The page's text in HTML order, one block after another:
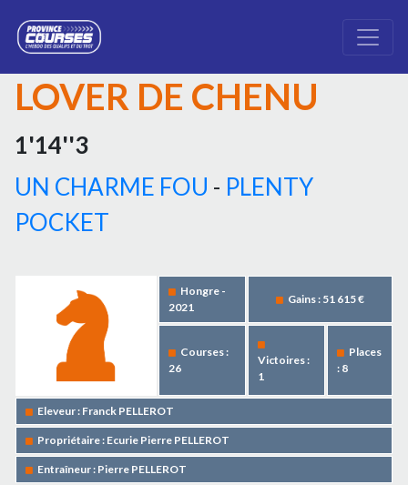
LOVER DE CHENU
1'14''3
UN CHARME FOU - PLENTY
POCKET
Hongre -
2021
Gains : 51 615 €
Courses :
26
Victoires :
1
Places
: 8
Eleveur : Franck PELLEROT
Propriétaire : Ecurie Pierre PELLEROT
Entraîneur : Pierre PELLEROT